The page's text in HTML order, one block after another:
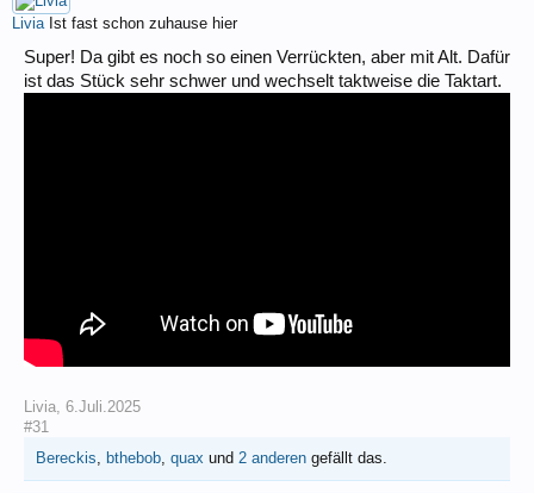
Livia Ist fast schon zuhause hier
Super! Da gibt es noch so einen Verrückten, aber mit Alt. Dafür
ist das Stück sehr schwer und wechselt taktweise die Taktart.
Livia 6.Juli.2025
#31
Bereckis
bthebob quax und 2 anderen gefällt das.